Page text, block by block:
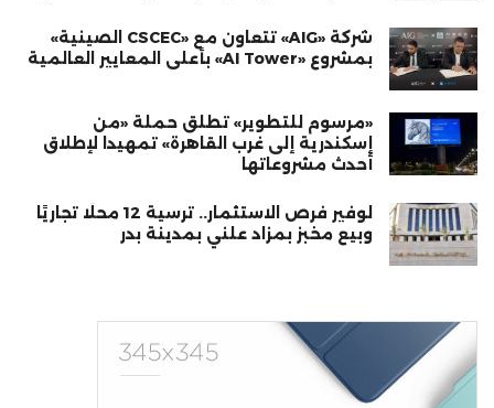
شركة «AIG» تتعاون مع «CSCEC الصينية»
بمشروع «AI Tower» بأعلى المعايير العالمية
«مرسوم للتطوير» تطلق حملة «من
إسكندرية إلى غرب القاهرة» تمهيدا لإطلاق
أحدث مشروعاتها
لوفير فرص الاستثمار.. ترسية 12 محلًا تجاريًا
وبيع مخبز بمزاد علني بمدينة بدر